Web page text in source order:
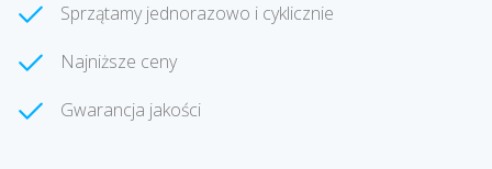
Sprzątamy jednorazowo i cyklicznie
Najniższe ceny
Gwarancja jakości